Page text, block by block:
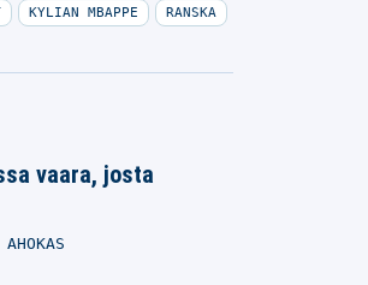
KYLIAN MBAPPE RANSKA
vaara, josta